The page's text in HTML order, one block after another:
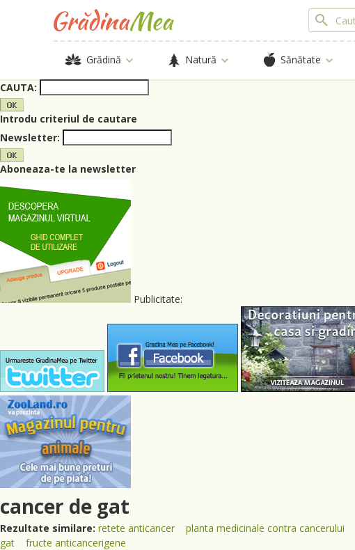
Grădină Natură Sănătate
CAUTA:
Introdu criteriul de cautare
Newsletter:
Aboneaza-te la newsletter
Publicitate:
cancer de gat
Rezultate similare: retete anticancer planta medicinale contra cancerului
gat
fructe anticancerigene